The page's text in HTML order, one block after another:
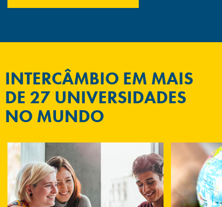
INTERCÂMBIO EM MAIS
DE 27 UNIVERSIDADES
NO MUNDO